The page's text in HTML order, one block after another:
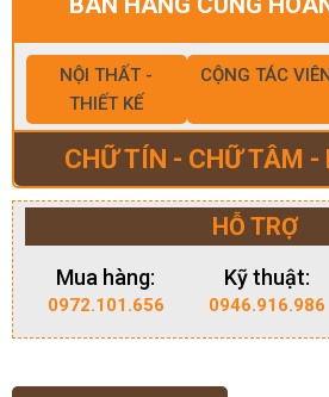
NỘI THẤT -
THIẾT KẾ
CỘNG TÁC
CHỮ TÍN - CHỮ TÂM -
HỖ TRỢ
Mua hàng:
0972.101.656
Kỹ thuật:
0946.916.986